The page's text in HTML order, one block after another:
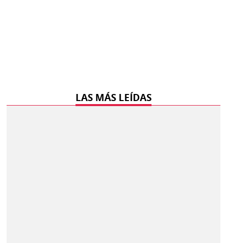
LAS MÁS LEÍDAS